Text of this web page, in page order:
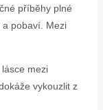
příběhy plné
pobaví. Mezi
mezi
vykouzlit z